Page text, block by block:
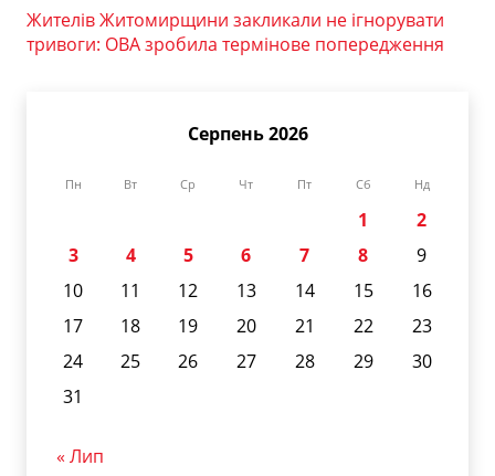
Жителів Житомирщини закликали не ігнорувати
тривоги: ОВА зробила термінове попередження
Серпень 2026
Пн Вт Ср Чт Пт Сб Нд
1
2
3
4 5 6 7 8
9
10
11 12 13 14 15
16
17
18 19 20 21 22
23
24
25 26 27 28 29
30
31
« Лип